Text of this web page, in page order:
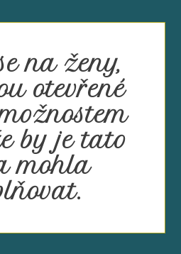
na ženy,
otevřené
by je tato
mohla